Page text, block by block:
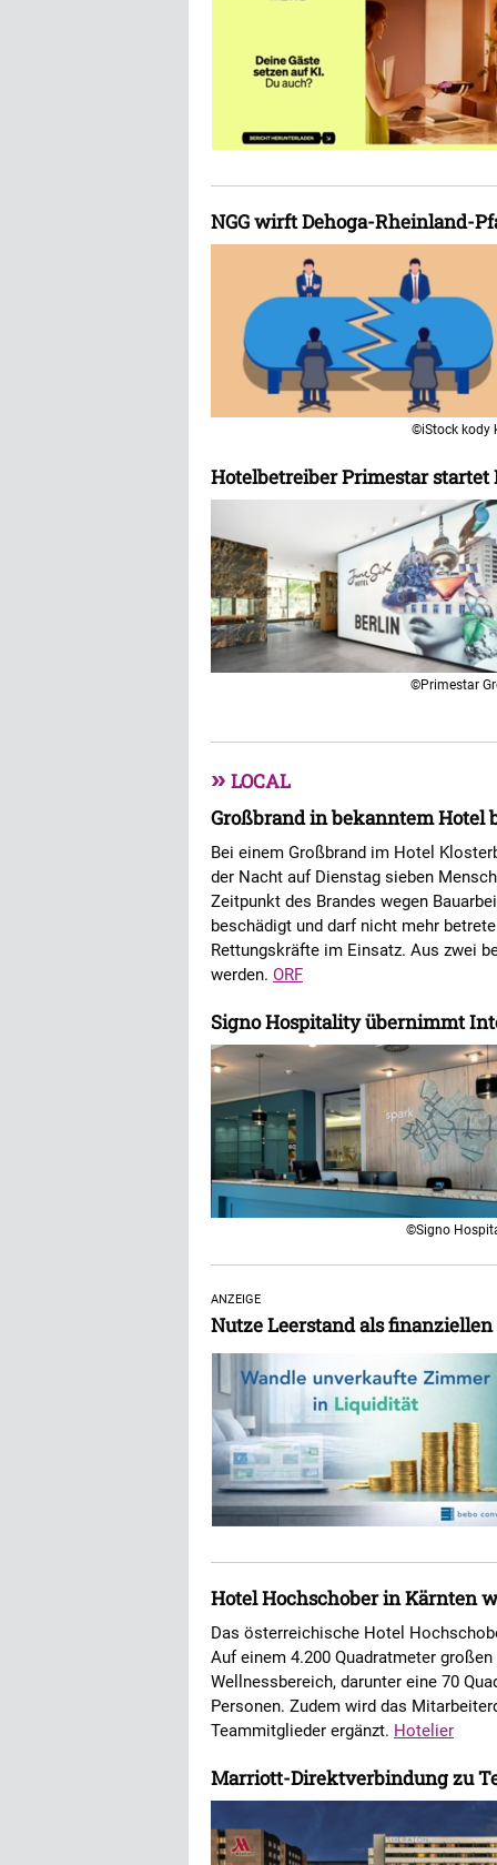
NGG wirft Dehoga-Rheinland-
©iStock kody
Hotelbetreiber Primestar
©Primestar
» LOCAL
Großbrand in bekanntem Hotel
Bei einem Großbrand im Hotel
der Nacht auf Dienstag sieben
Zeitpunkt des Brandes wegen
beschädigt und darf nicht mehr
Rettungskräfte im Einsatz. Aus zwei
werden. ORF
Signo Hospitality übernimmt
©Signo
ANZEIGE
Nutze Leerstand als
Hotel Hochschober in Kärnten
Das österreichische Hotel
Auf einem 4.200 Quadratmeter
Wellnessbereich, darunter eine 70
Personen. Zudem wird das
Teammitglieder ergänzt. Hotelier
Marriott-Direktverbindung zu